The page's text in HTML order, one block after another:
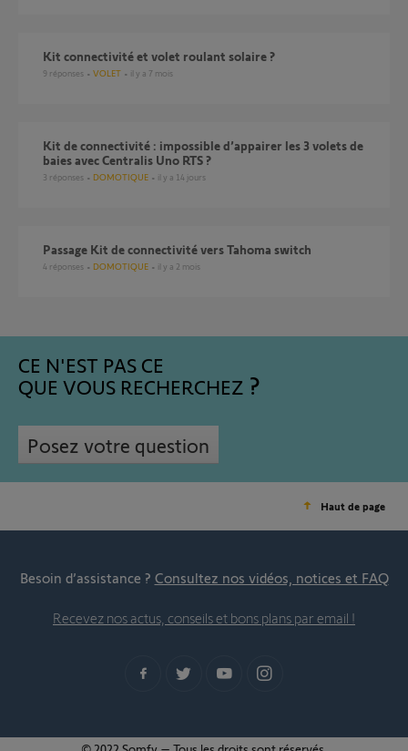
Kit connectivité et volet roulant solaire ?
9 réponses VOLET il y a 7 mois
Kit de connectivité : impossible d’appairer les 3 volets de
baies avec Centralis Uno RTS ?
3 réponses DOMOTIQUE il y a 14 jours
Passage Kit de connectivité vers Tahoma switch
4 réponses DOMOTIQUE il y a 2 mois
CE N'EST PAS CE
QUE VOUS RECHERCHEZ
Posez votre question
Haut de page
Besoin d’assistance ? Consultez nos vidéos, notices et FAQ
Recevez nos actus, conseils et bons plans par email !